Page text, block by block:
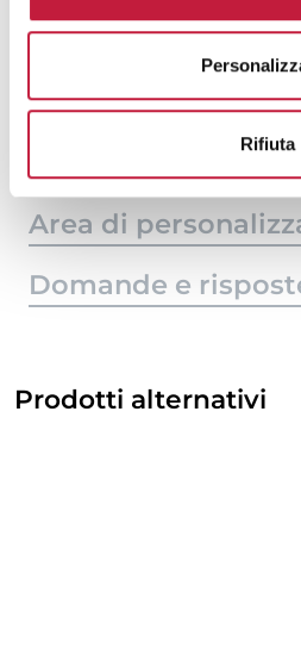
Rifiuta
5000 € 7,17
Area di
Domande e
Prodotti alternativi